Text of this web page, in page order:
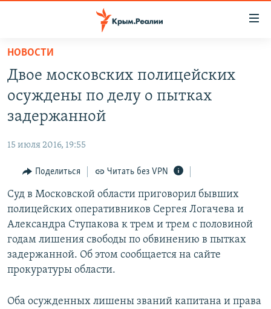
Вернуться
основному
содержанию
Вернутся
главной
Вернутся
поиску
СПЕЦПРОЕКТЫ
11 ЛЕТ ОККУПАЦИИ КРЫМА. 11 ИСТОРИЙ СОПРОТИВЛЕНИЯ
ВОДА
ЕЩЕ
ИНТЕРАКТИВ
ИНФОГРАФИКА
ТЕЛЕПРОЕКТ КРЫМ.РЕАЛИИ
СОВЕТЫ ПРАВОЗАЩИТНИКОВ
ПРОПАВШИЕ БЕЗ ВЕСТИ
КРЫМ.НЕПОКОРЕННЫЙ
РАДІО СВОБОДА
КАК ОБОЙТИ БЛОКИРОВКУ
Українською
НОВОСТИ
Двое московских полицейских
осуждены по делу о пытках
задержанной
15 июля 2016, 19:55
Поделиться Читать без VPN
Суд в Московской области приговорил бывших
полицейских оперативников Сергея Логачева и
Александра Ступакова к трем и трем с половиной
годам лишения свободы по обвинению в пытках
задержанной. Об этом сообщается на сайте
прокуратуры области.
Оба осужденных лишены званий капитана и права